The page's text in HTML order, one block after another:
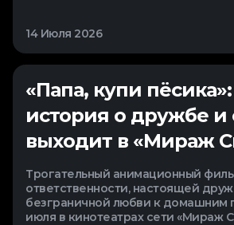
14 Июля 2026
«Папа, купи
история о дружбе и
выходит в «Мираж
Трогательный анимационный
ответственности, настоящей
безграничной любви к домашним
июля в кинотеатрах сети «Мираж